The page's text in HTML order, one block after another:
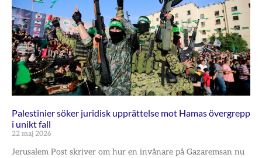
Palestinier söker juridisk upprättelse mot Hamas övergrepp
i unikt fall
22 maj 2026
Jerusalem Post skriver om hur en invånare på Gazaremsan nu